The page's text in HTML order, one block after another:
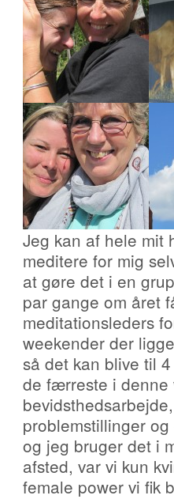
Jeg kan af hele mit
meditere for mig
at gøre det i en
par gange om året
meditationsleders
weekender der
så det kan blive til
de færreste i denne
problemstillinger
og jeg bruger det i
afsted, var vi kun
female power vi fik